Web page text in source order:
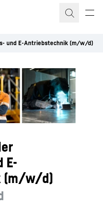
und E-Antriebstechnik (m/w/d)
E-
(m/w/d)